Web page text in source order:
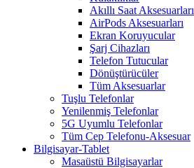
Akıllı Saat Aksesuarları
AirPods Aksesuarları
Ekran Koruyucular
Şarj Cihazları
Telefon Tutucular
Dönüştürücüler
Tüm Aksesuarlar
Tuşlu Telefonlar
Yenilenmiş Telefonlar
5G Uyumlu Telefonlar
Tüm Cep Telefonu-Aksesuar
Bilgisayar-Tablet
Masaüstü Bilgisayarlar